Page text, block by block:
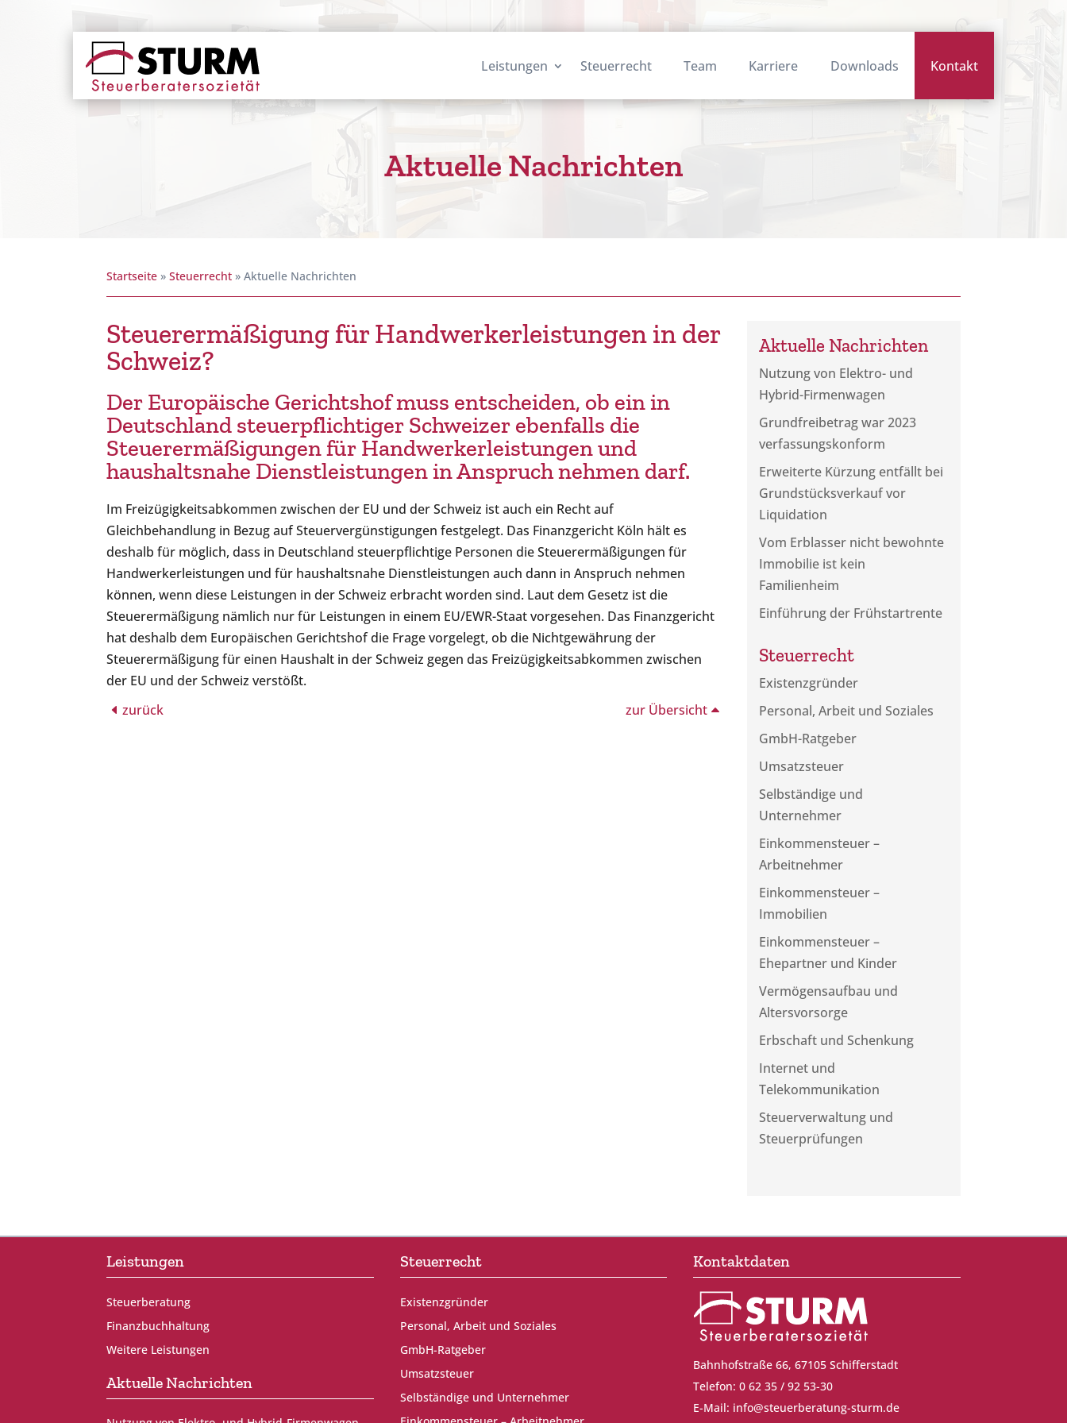
Leistungen Steuerrecht Team Karriere Downloads Kontakt
Aktuelle Nachrichten
Startseite »Steuerrecht »Aktuelle Nachrichten
Steuerermäßigung für Handwerkerleistungen in der
Schweiz?
Der Europäische Gerichtshof muss entscheiden, ob ein in
Deutschland steuerpflichtiger Schweizer ebenfalls die
Steuerermäßigungen für Handwerkerleistungen und
haushaltsnahe Dienstleistungen in Anspruch nehmen darf.
Im Freizügigkeitsabkommen zwischen der EU und der Schweiz ist auch ein Recht auf
Gleichbehandlung in Bezug auf Steuervergünstigungen festgelegt. Das Finanzgericht Köln hält es
deshalb für möglich, dass in Deutschland steuerpflichtige Personen die Steuerermäßigungen für
Handwerkerleistungen und für haushaltsnahe Dienstleistungen auch dann in Anspruch nehmen
können, wenn diese Leistungen in der Schweiz erbracht worden sind. Laut dem Gesetz ist die
Steuerermäßigung nämlich nur für Leistungen in einem EU/EWR-Staat vorgesehen. Das Finanzgericht
hat deshalb dem Europäischen Gerichtshof die Frage vorgelegt, ob die Nichtgewährung der
Steuerermäßigung für einen Haushalt in der Schweiz gegen das Freizügigkeitsabkommen zwischen
der EU und der Schweiz verstößt.
zurück
zur Übersicht
Aktuelle Nachrichten
Nutzung von Elektro- und
Hybrid-Firmenwagen
Grundfreibetrag war 2023
verfassungskonform
Erweiterte Kürzung entfällt bei
Grundstücksverkauf vor
Liquidation
Vom Erblasser nicht bewohnte
Immobilie ist kein
Familienheim
Einführung der Frühstartrente
Steuerrecht
Existenzgründer
Personal, Arbeit und Soziales
GmbH-Ratgeber
Umsatzsteuer
Selbständige und
Unternehmer
Einkommensteuer –
Arbeitnehmer
Einkommensteuer –
Immobilien
Einkommensteuer –
Ehepartner und Kinder
Vermögensaufbau und
Altersvorsorge
Erbschaft und Schenkung
Internet und
Telekommunikation
Steuerverwaltung und
Steuerprüfungen
Leistungen
Steuerberatung
Finanzbuchhaltung
Weitere Leistungen
Aktuelle Nachrichten
Steuerrecht
Existenzgründer
Personal, Arbeit und Soziales
GmbH-Ratgeber
Umsatzsteuer
Selbständige und Unternehmer
Kontaktdaten
Bahnhofstraße 66, 67105 Schifferstadt
Telefon: 0 62 35 / 92 53-30
E-Mail: info@steuerberatung-sturm.de